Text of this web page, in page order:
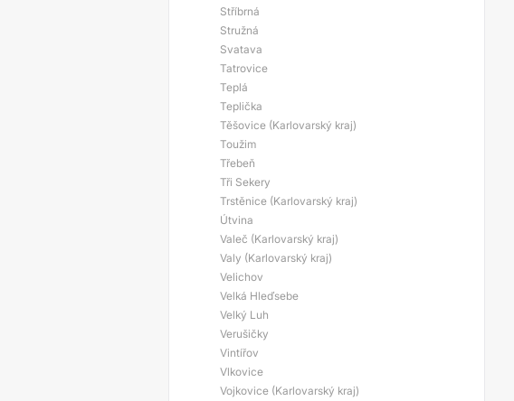
Stříbrná
Stružná
Svatava
Tatrovice
Teplá
Teplička
Těšovice (Karlovarský kraj)
Toužim
Třebeň
Tři Sekery
Trstěnice (Karlovarský kraj)
Útvina
Valeč (Karlovarský kraj)
Valy (Karlovarský kraj)
Velichov
Velká Hleďsebe
Velký Luh
Verušičky
Vintířov
Vlkovice
Vojkovice (Karlovarský kraj)